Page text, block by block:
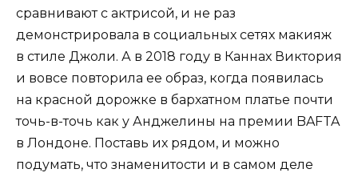
сравнивают с актрисой, и не раз
демонстрировала в социальных сетях макияж
в стиле Джоли. А в 2018 году в Каннах Виктория
и вовсе повторила ее образ, когда появилась
на красной дорожке в бархатном платье почти
точь-в-точь как у Анджелины на премии BAFTA
в Лондоне. Поставь их рядом, и можно
подумать, что знаменитости и в самом деле